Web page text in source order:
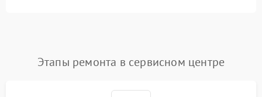
Этапы ремонта в сервисном центре